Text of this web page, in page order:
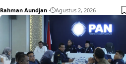
Rahman Aundjan Agustus 2, 2026